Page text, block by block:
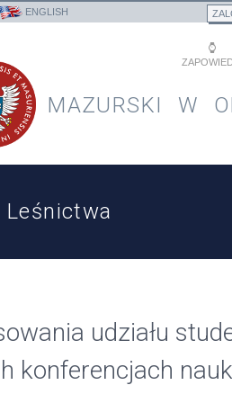
ENGLISH
MAZURSKI W
Leśnictwa
udziału
konferencjach